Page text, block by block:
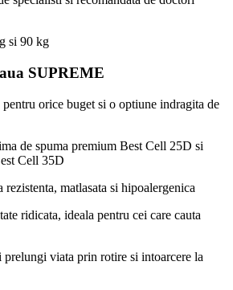
si 90 kg
SUPREME
orice buget si o optiune indragita de
de spuma premium Best Cell 25D si
Cell 35D
matlasata si hipoalergenica
ridicata, ideala pentru cei care cauta
viata prin rotire si intoarcere la